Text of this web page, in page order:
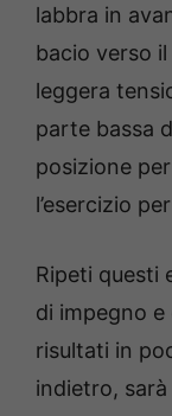
labbra in
bacio verso
leggera
parte bassa
posizione
l’esercizio
Ripeti questi
di impegno
risultati in
indietro,